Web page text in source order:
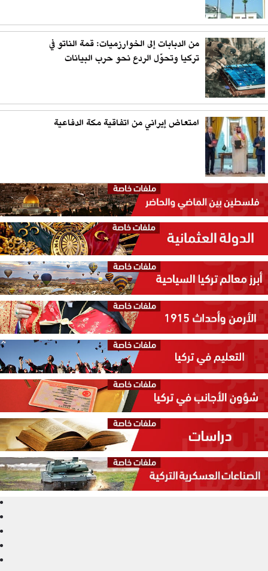
من الدبابات إلى الخوارزميات: قمة الناتو في
تركيا وتحوّل الردع نحو حرب البيانات
امتعاض إيراني من اتفاقية مكة الدفاعية